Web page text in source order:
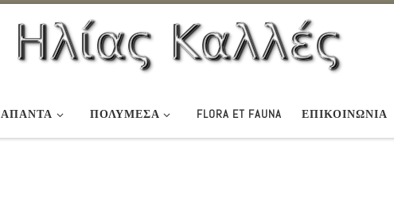
ΆΠΑΝΤΑ ΠΟΛΥΜΕΣΑ FLORA ET FAUNA ΕΠΙΚΟΙΝΩΝΊΑ